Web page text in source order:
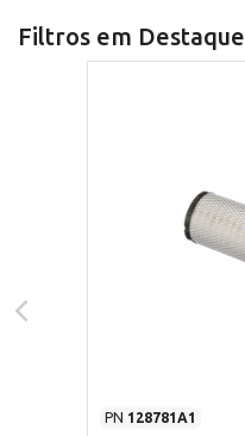
Filtros em Destaque
PN 128781A1